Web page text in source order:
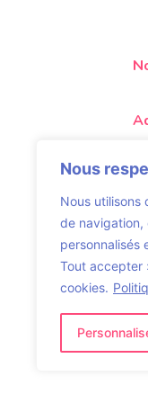
Nous
Nous utilisons
de navigation,
personnalisés
Tout accepter
cookies.